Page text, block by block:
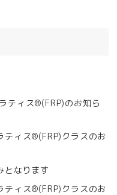
ティス®︎(FRP)のお知ら
ティス®︎(FRP)クラスのお
となります
ティス®︎(FRP)クラスのお